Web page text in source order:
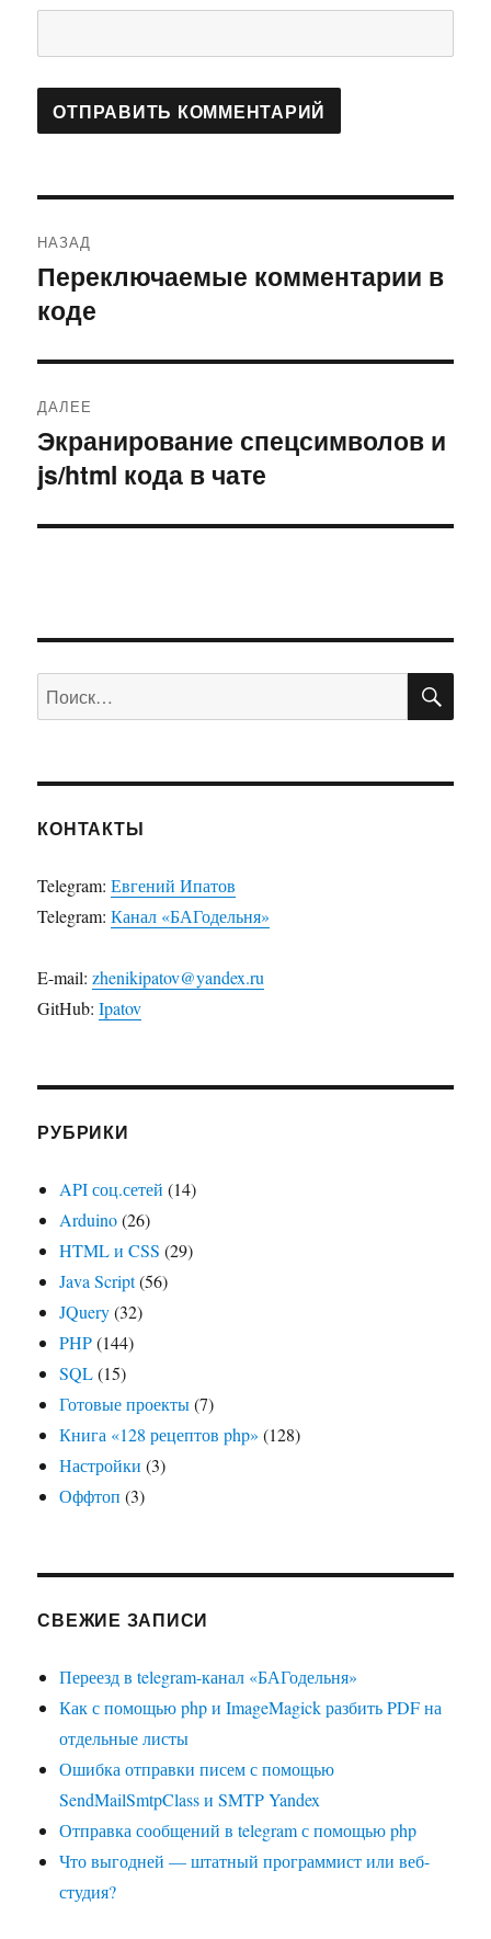
по
записям
НАЗАД
Предыдущая
запись:
Переключаемые комментарии в
коде
ДАЛЕЕ
Следующая
запись:
Экранирование спецсимволов и
js/html кода в чате
Искать:
КОНТАКТЫ
Telegram:Евгений Ипатов
Telegram:Канал «БАГодельня»
E-mail:zhenikipatov@yandex.ru
GitHub:Ipatov
РУБРИКИ
API соц.сетей (14)
Arduino(26)
HTML и CSS (29)
Java Script(56)
JQuery(32)
PHP(144)
SQL(15)
Готовые проекты(7)
Книга «128 рецептов php» (128)
Настройки (3)
Оффтоп (3)
СВЕЖИЕ ЗАПИСИ
Переезд в telegram-канал «БАГодельня»
Как с помощью php и ImageMagick разбить PDF на
отдельные листы
Ошибка отправки писем с помощью
SendMailSmtpClass и SMTP Yandex
Отправка сообщений в telegram с помощью php
Что выгодней — штатный программист или веб-
студия?